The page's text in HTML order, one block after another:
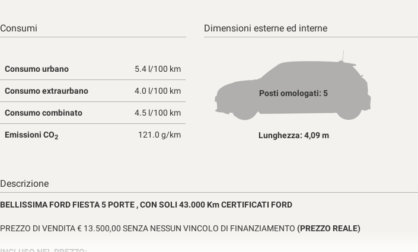
Consumi
Consumo urbano 5.4 l/100 km
Consumo extraurbano 4.0 l/100 km
Consumo combinato 4.5 l/100 km
Emissioni CO2 121.0 g/km
Dimensioni esterne ed interne
Posti omologati: 5
Lunghezza: 4,09 m
Descrizione
BELLISSIMA FORD FIESTA 5 PORTE , CON SOLI 43.000 Km CERTIFICATI FORD
PREZZO DI VENDITA € 13.500,00 SENZA NESSUN VINCOLO DI FINANZIAMENTO (PREZZO REALE)
momento.
Cookie necessari
Cookie analitici